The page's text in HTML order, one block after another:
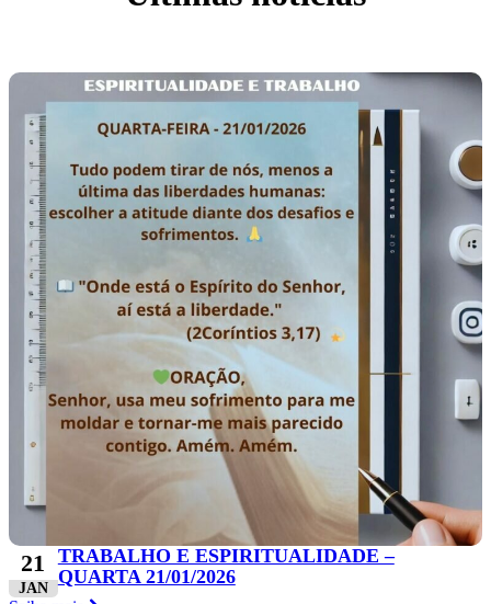
21
JAN
TRABALHO E ESPIRITUALIDADE –
QUARTA 21/01/2026